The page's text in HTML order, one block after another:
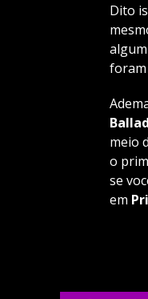
Dito
foram
meio
o
se
em